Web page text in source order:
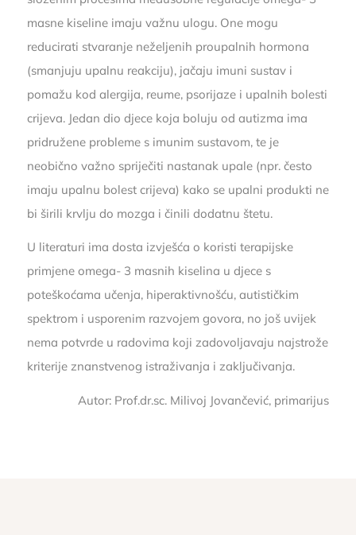
masne kiseline imaju važnu ulogu. One mogu
reducirati stvaranje neželjenih proupalnih hormona
(smanjuju upalnu reakciju), jačaju imuni sustav i
pomažu kod alergija, reume, psorijaze i upalnih bolesti
crijeva. Jedan dio djece koja boluju od autizma ima
pridružene probleme s imunim sustavom, te je
neobično važno spriječiti nastanak upale (npr. često
imaju upalnu bolest crijeva) kako se upalni produkti ne
bi širili krvlju do mozga i činili dodatnu štetu.
U literaturi ima dosta izvješća o koristi terapijske
primjene omega- 3 masnih kiselina u djece s
poteškoćama učenja, hiperaktivnošću, autističkim
spektrom i usporenim razvojem govora, no još uvijek
nema potvrde u radovima koji zadovoljavaju najstrože
kriterije znanstvenog istraživanja i zaključivanja.
Autor: Prof.dr.sc. Milivoj Jovančević, primarijus